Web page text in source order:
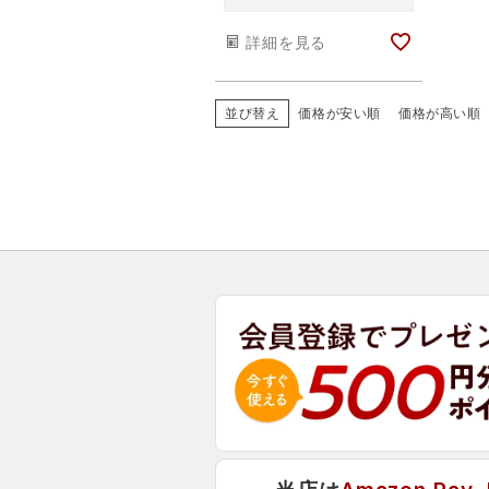
詳細を見る
並び替え 価格が安い順 価格が高い順